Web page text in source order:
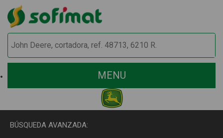
MENU
BÚSQUEDA AVANZADA: